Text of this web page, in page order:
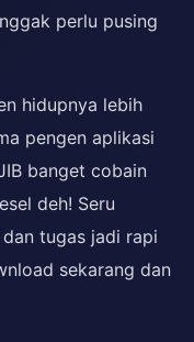
perlu pusing
hidupnya lebih
pengen aplikasi
banget cobain
deh! Seru
tugas jadi rapi
sekarang dan